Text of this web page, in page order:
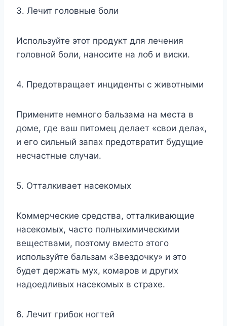
3. Лечит головные боли
Используйте этот продукт для лечения
головной боли, наносите на лоб и виски.
4. Предотвращает инциденты с животными
Примените немного бальзама на места в
доме, где ваш питомец делает «свои дела«,
и его сильный запах предотвратит будущие
несчастные случаи.
5. Отталкивает насекомых
Коммерческие средства, отталкивающие
насекомых, часто полныхимическими
веществами, поэтому вместо этого
используйте бальзам «Звездочку» и это
будет держать мух, комаров и других
надоедливых насекомых в страхе.
6. Лечит грибок ногтей